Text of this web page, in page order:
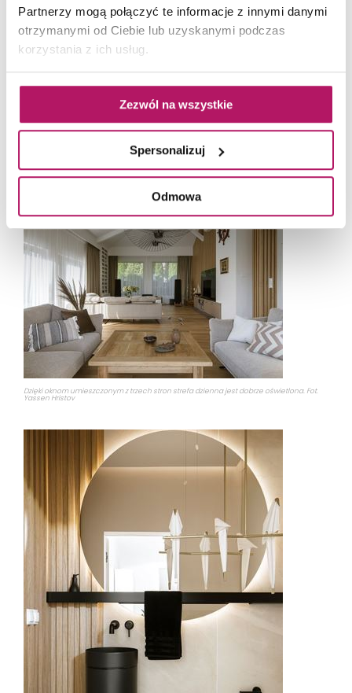
Partnerzy mogą połączyć te informacje z innymi danymi
otrzymanymi od Ciebie lub uzyskanymi podczas
korzystania z ich usług.
Zezwól na wszystkie
Spersonalizuj
Odmowa
Ukryta zabudowa w jasnym kolorze zapewnia wiele miejsca na przechowywanie. Fot.
Yassen Hristov
Dzięki oknom umieszczonym z trzech stron strefa dzienna jest dobrze oświetlona. Fot.
Yassen Hristov